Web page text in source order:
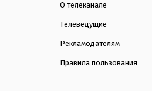
О телеканале
Телеведущие
Рекламодателям
Правила пользования